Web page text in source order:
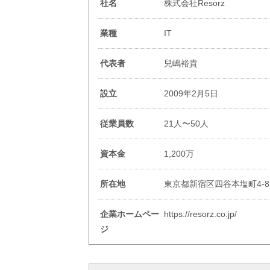
社名 株式会社Resorz
業種 IT
代表者 兒嶋裕貴
設立 2009年2月5日
従業員数 21人〜50人
資本金 1,200万
所在地 東京都新宿区四谷本塩町4-
企業ホームペー
ジ
https://resorz.co.jp/